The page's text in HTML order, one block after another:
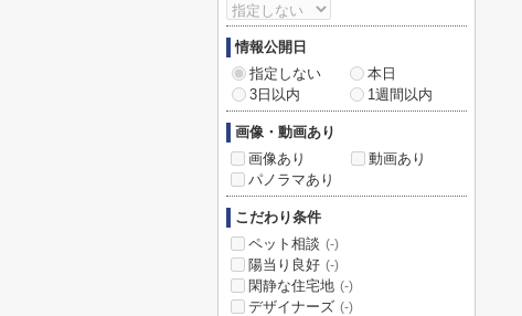
情報公開日
指定しない
本日
3日以内
1週間以内
画像・動画あり
画像あり
動画あり
パノラマあり
こだわり条件
ペット相談 (-)
陽当り良好 (-)
閑静な住宅地 (-)
デザイナーズ (-)